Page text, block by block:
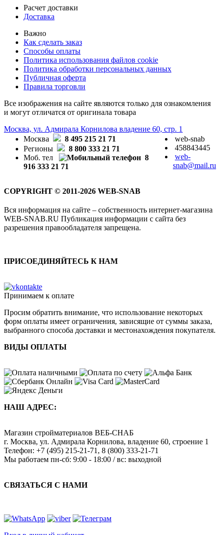
Расчет доставки
Доставка
Важно
Как сделать заказ
Способы оплаты
Политика использования файлов cookie
Политика обработки персональных данных
Публичная оферта
Правила торговли
Все изображения на сайте являются только для ознакомления
и могут отличатся от оригинала товара
Москва, ул. Адмирала Корнилова владение 60, стр. 1
Москва
8 495 215 21 71
Регионы
8 800 333 21 71
Моб. тел
8
916 333 21 71
web-snab
458843445
web-
snab@mail.ru
COPYRIGHT © 2011-2026 WEB-SNAB
Вся информация на сайте – собственность интернет-магазина
WEB-SNAB.RU Публикация информации с сайта без
разрешения правообладателя запрещена.
ПРИСОЕДИНЯЙТЕСЬ К НАМ
Принимаем к оплате
Просим обратить внимание, что использование некоторых
форм оплаты имеет ограничения, зависящие от суммы заказа,
выбранного способа доставки и местонахождения покупателя.
ВИДЫ ОПЛАТЫ
НАШ АДРЕС:
Магазин стройматериалов ВЕБ-СНАБ
г. Москва, ул. Адмирала Корнилова, владение 60, строение 1
Телефон: +7 (495) 215-21-71 , 8 (800) 333-21-71
Мы работаем пн-сб: 9:00 - 18:00 / вс: выходной
СВЯЗАТЬСЯ С НАМИ